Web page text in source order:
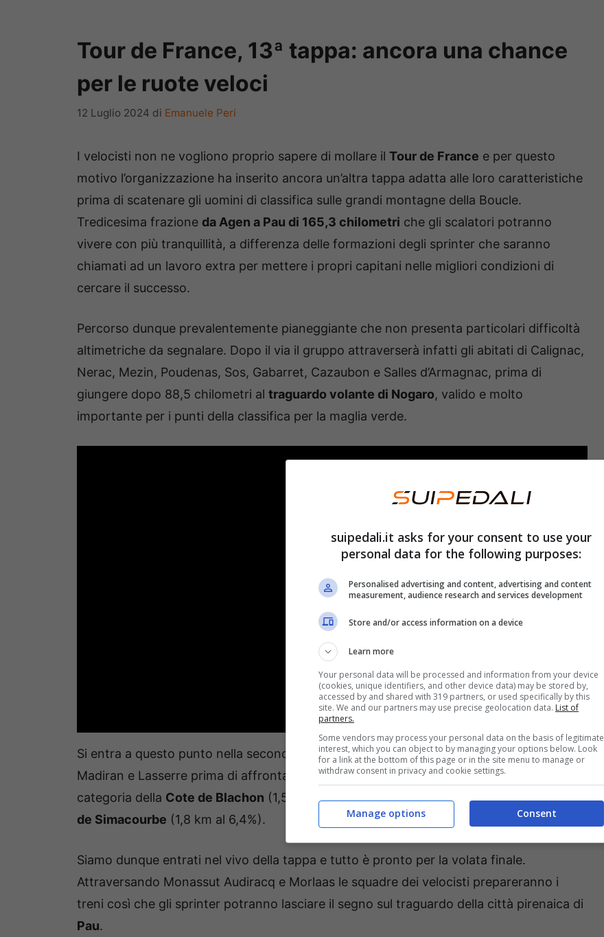
Tour de France, 13ª tappa: ancora una chance
per le ruote veloci
12 Luglio 2024 di Emanuele Peri
I velocisti non ne vogliono proprio sapere di mollare il Tour de France e per questo
motivo l’organizzazione ha inserito ancora un’altra tappa adatta alle loro caratteristiche
prima di scatenare gli uomini di classifica sulle grandi montagne della Boucle.
Tredicesima frazione da Agen a Pau di 165,3 chilometri che gli scalatori potranno
vivere con più tranquillità, a differenza delle formazioni degli sprinter che saranno
chiamati ad un lavoro extra per mettere i propri capitani nelle migliori condizioni di
cercare il successo.
Percorso dunque prevalentemente pianeggiante che non presenta particolari difficoltà
altimetriche da segnalare. Dopo il via il gruppo attraverserà infatti gli abitati di Calignac,
Nerac, Mezin, Poudenas, Sos, Gabarret, Cazaubon e Salles d’Armagnac, prima di
giungere dopo 88,5 chilometri al traguardo volante di Nogaro, valido e molto
importante per i punti della classifica per la maglia verde.
Si entra a questo punto nella seconda parte di gara con i passaggi a Urgosse, Riscle,
Madiran e Lasserre prima di affrontare il Gran Premio della Montagna di quarta
categoria della Cote de Blachon (1,5 chilometri al 6,9% di pendenza media) e dellaCote
de Simacourbe (1,8 km al 6,4%).
Siamo dunque entrati nel vivo della tappa e tutto è pronto per la volata finale.
Attraversando Monassut Audiracq e Morlaas le squadre dei velocisti prepareranno i
treni così che gli sprinter potranno lasciare il segno sul traguardo della città pirenaica di
Pau.
suipedali.it asks for your consent to use your
personal data for the following purposes:
Personalised advertising and content, advertising and content
measurement, audience research and services development
Store and/or access information on a device
Learn more
Your personal data will be processed and information from your device
(cookies, unique identifiers, and other device data) may be stored by,
accessed by and shared with 319 partners, or used specifically by this
site. We and our partners may use precise geolocation data. List of
partners.
Some vendors may process your personal data on the basis of legitimate
interest, which you can object to by managing your options below. Look
for a link at the bottom of this page or in the site menu to manage or
withdraw consent in privacy and cookie settings.
Consent
Manage options